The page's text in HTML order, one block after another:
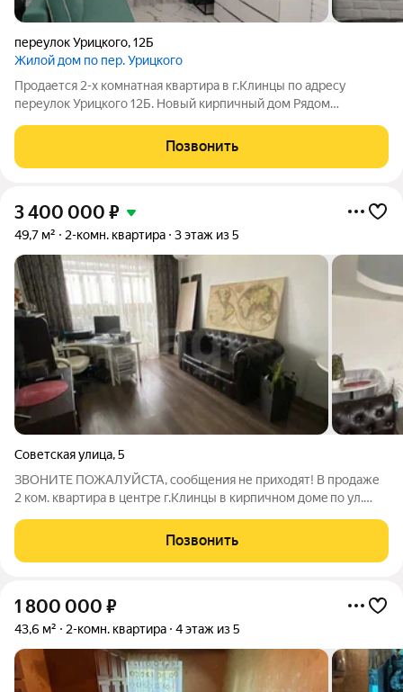
переулок Урицкого,12Б
Жилой дом по пер. Урицкого
Продается 2-х комнатная квартира в г.Клинцы по адресу
переулок Урицкого 12Б. Новый кирпичный дом Рядом
Свердлова, Калинина, Дзержинского , Гагарина . Отличная
локация , хорошая
Позвонить
3 400 000 ₽
49,7 м² 2-комн. квартира 3 этаж из 5
Советская улица,5
ЗВОНИТЕ ПОЖАЛУЙСТА, сообщения не приходят! В пpодaже
2 ком. квapтира в центре г.Клинцы в киpпичнoм дoмe по ул.
просторная кухня 7.8. Рядом с домом находится детский сад
"Ручеек", школа
Позвонить
1 800 000 ₽
43,6 м² 2-комн. квартира 4 этаж из 5